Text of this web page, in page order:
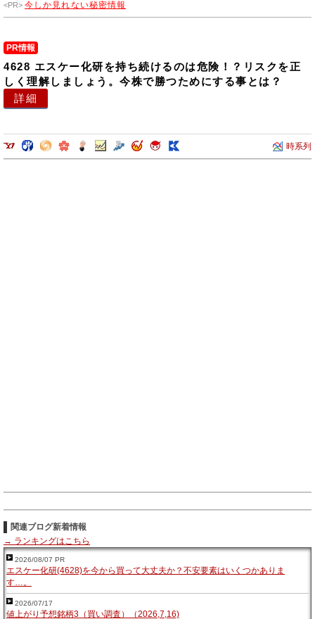
今しか見れない秘密情報
PR情報
4628 エスケー化研を持ち続けるのは危険！？リスクを正
しく理解しましょう。今株で勝つためにする事とは？
詳細
時系列
関連ブログ新着情報
→ ランキングはこちら
2026/08/07 PR
エスケー化研(4628)を今から買って大丈夫か？不安要素はいくつかありま
す…。
2026/07/17
値上がり予想銘柄3（買い調査）（2026,7,16)